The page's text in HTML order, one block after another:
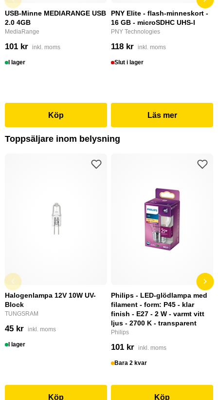
USB-Minne MEDIARANGE USB
2.0 4GB
MediaRange
101 kr inkl. moms
I lager
Köp
PNY Elite - flash-minneskort -
16 GB - microSDHC UHS-I
PNY Technologies
118 kr inkl. moms
Slut i lager
Läs mer
Toppsäljare inom belysning
Halogenlampa 12V 10W UV-
Block
TUNGSRAM
45 kr inkl. moms
I lager
Köp
Philips - LED-glödlampa med
filament - form: P45 - klar
finish - E27 - 2 W - varmt vitt
ljus - 2700 K - transparent
Philips
101 kr inkl. moms
Bara 2 kvar
Köp